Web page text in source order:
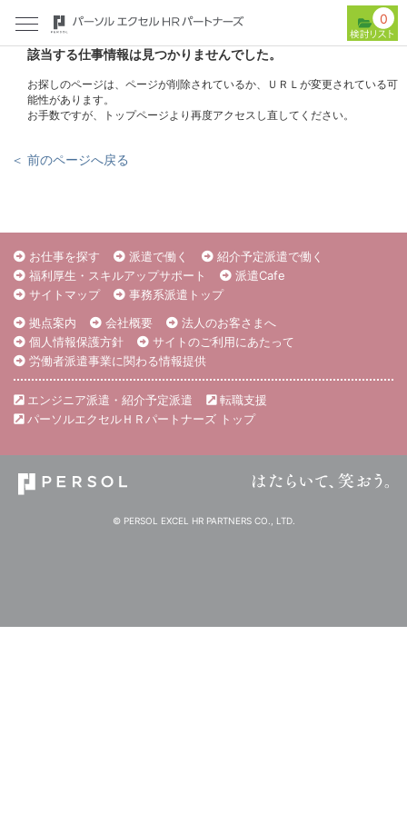
0
該当する仕事情報は見つかりませんでした。
お探しのページは、ページが削除されているか、ＵＲＬが変更されている可
能性があります。
お手数ですが、トップページより再度アクセスし直してください。
＜ 前のページへ戻る
お仕事を探す 派遣で働く
紹介予定派遣で働く
福利厚生・スキルアップサポート
派遣Cafe
サイトマップ
事務系派遣トップ
拠点案内
会社概要
法人のお客さまへ
個人情報保護方針
サイトのご利用にあたって
労働者派遣事業に関わる情報提供
エンジニア派遣・紹介予定派遣
転職支援
パーソルエクセルＨＲパートナーズ トップ
© PERSOL EXCEL HR PARTNERS CO., LTD.